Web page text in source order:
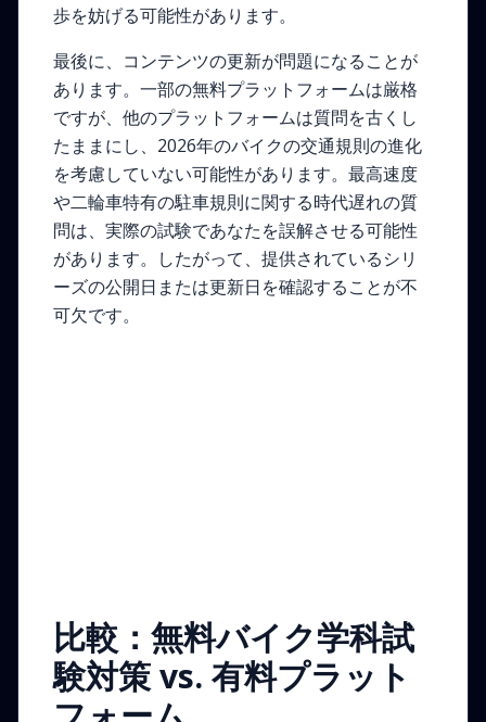
歩を妨げる可能性があります。
最後に、コンテンツの更新が問題になることが
あります。一部の無料プラットフォームは厳格
ですが、他のプラットフォームは質問を古くし
たままにし、2026年のバイクの交通規則の進化
を考慮していない可能性があります。最高速度
や二輪車特有の駐車規則に関する時代遅れの質
問は、実際の試験であなたを誤解させる可能性
があります。したがって、提供されているシリ
ーズの公開日または更新日を確認することが不
可欠です。
比較：無料バイク学科試
験対策 vs. 有料プラット